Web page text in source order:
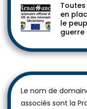
en
le
guerre
Le nom de
associés sont la